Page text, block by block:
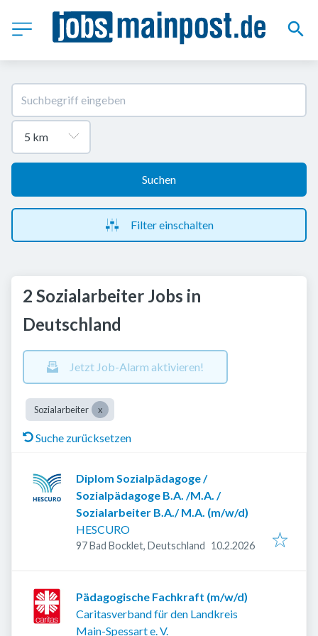
Suchen
Filter einschalten
2 Sozialarbeiter Jobs in
Deutschland
Jetzt Job-Alarm aktivieren!
Sozialarbeiter
Suche zurücksetzen
Diplom Sozialpädagoge /
Sozialpädagoge B.A. /M.A. /
Sozialarbeiter B.A./ M.A. (m/w/d)
HESCURO
97 Bad Bocklet, Deutschland Veröffentlicht:
10.2.2026
Pädagogische Fachkraft (m/w/d)
Caritasverband für den Landkreis
Main-Spessart e. V.